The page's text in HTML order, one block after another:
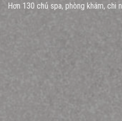
Hơn 130 chủ spa, phòng khám, chi